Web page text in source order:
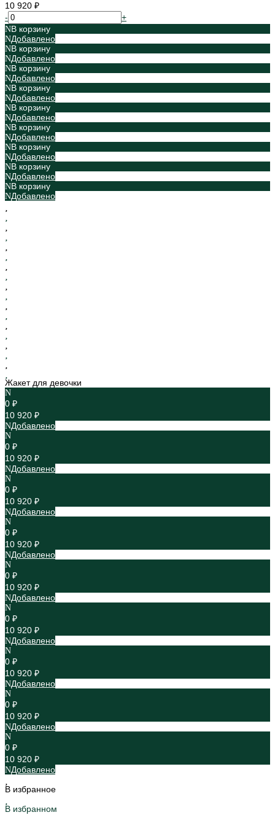
10 920 ₽
-
+
В корзину
Добавлено
В корзину
Добавлено
В корзину
Добавлено
В корзину
Добавлено
В корзину
Добавлено
В корзину
Добавлено
В корзину
Добавлено
В корзину
Добавлено
В корзину
Добавлено
Жакет для девочки
0 ₽
10 920 ₽
Добавлено
0 ₽
10 920 ₽
Добавлено
0 ₽
10 920 ₽
Добавлено
0 ₽
10 920 ₽
Добавлено
0 ₽
10 920 ₽
Добавлено
0 ₽
10 920 ₽
Добавлено
0 ₽
10 920 ₽
Добавлено
0 ₽
10 920 ₽
Добавлено
0 ₽
10 920 ₽
Добавлено
В избранное
В избранном